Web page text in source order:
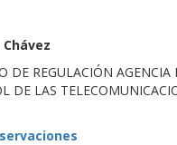
DE REGULACIÓN AGENCIA
DE LAS